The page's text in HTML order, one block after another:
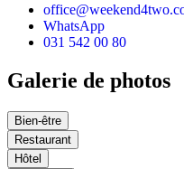
WhatsApp
031 542 00 80
Galerie de photos
Bien-être
Restaurant
Hôtel